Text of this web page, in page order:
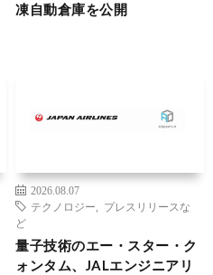
凍自動倉庫を公開
2026.08.07
テクノロジー
プレスリリースな
ど
量子技術のエー・スター・ク
ォンタム、JALエンジニアリ